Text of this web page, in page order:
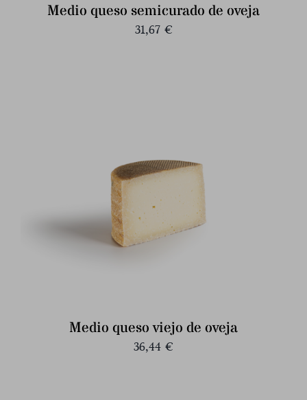
Medio queso semicurado de oveja
31,67 €
Medio queso viejo de oveja
36,44 €